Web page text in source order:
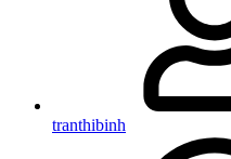
tranthibinh